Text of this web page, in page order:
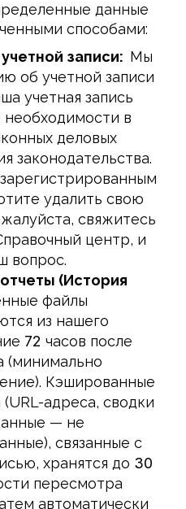
данные
способами:
записи: Мы
об учетной записи
учетная запись
в
деловых
законодательства.
удалить свою
свяжитесь
центр, и
вопрос.
(История
файлы
из нашего
72 часов после
(минимально
Кэшированные
адреса, сводки
— не
связанные с
хранятся до 30
пересмотра
автоматически